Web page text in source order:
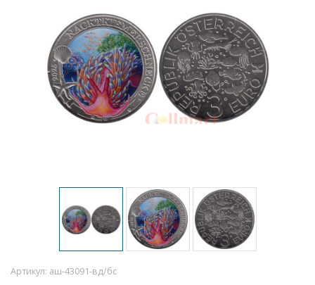
Артикул: аш-43091-вд/бс